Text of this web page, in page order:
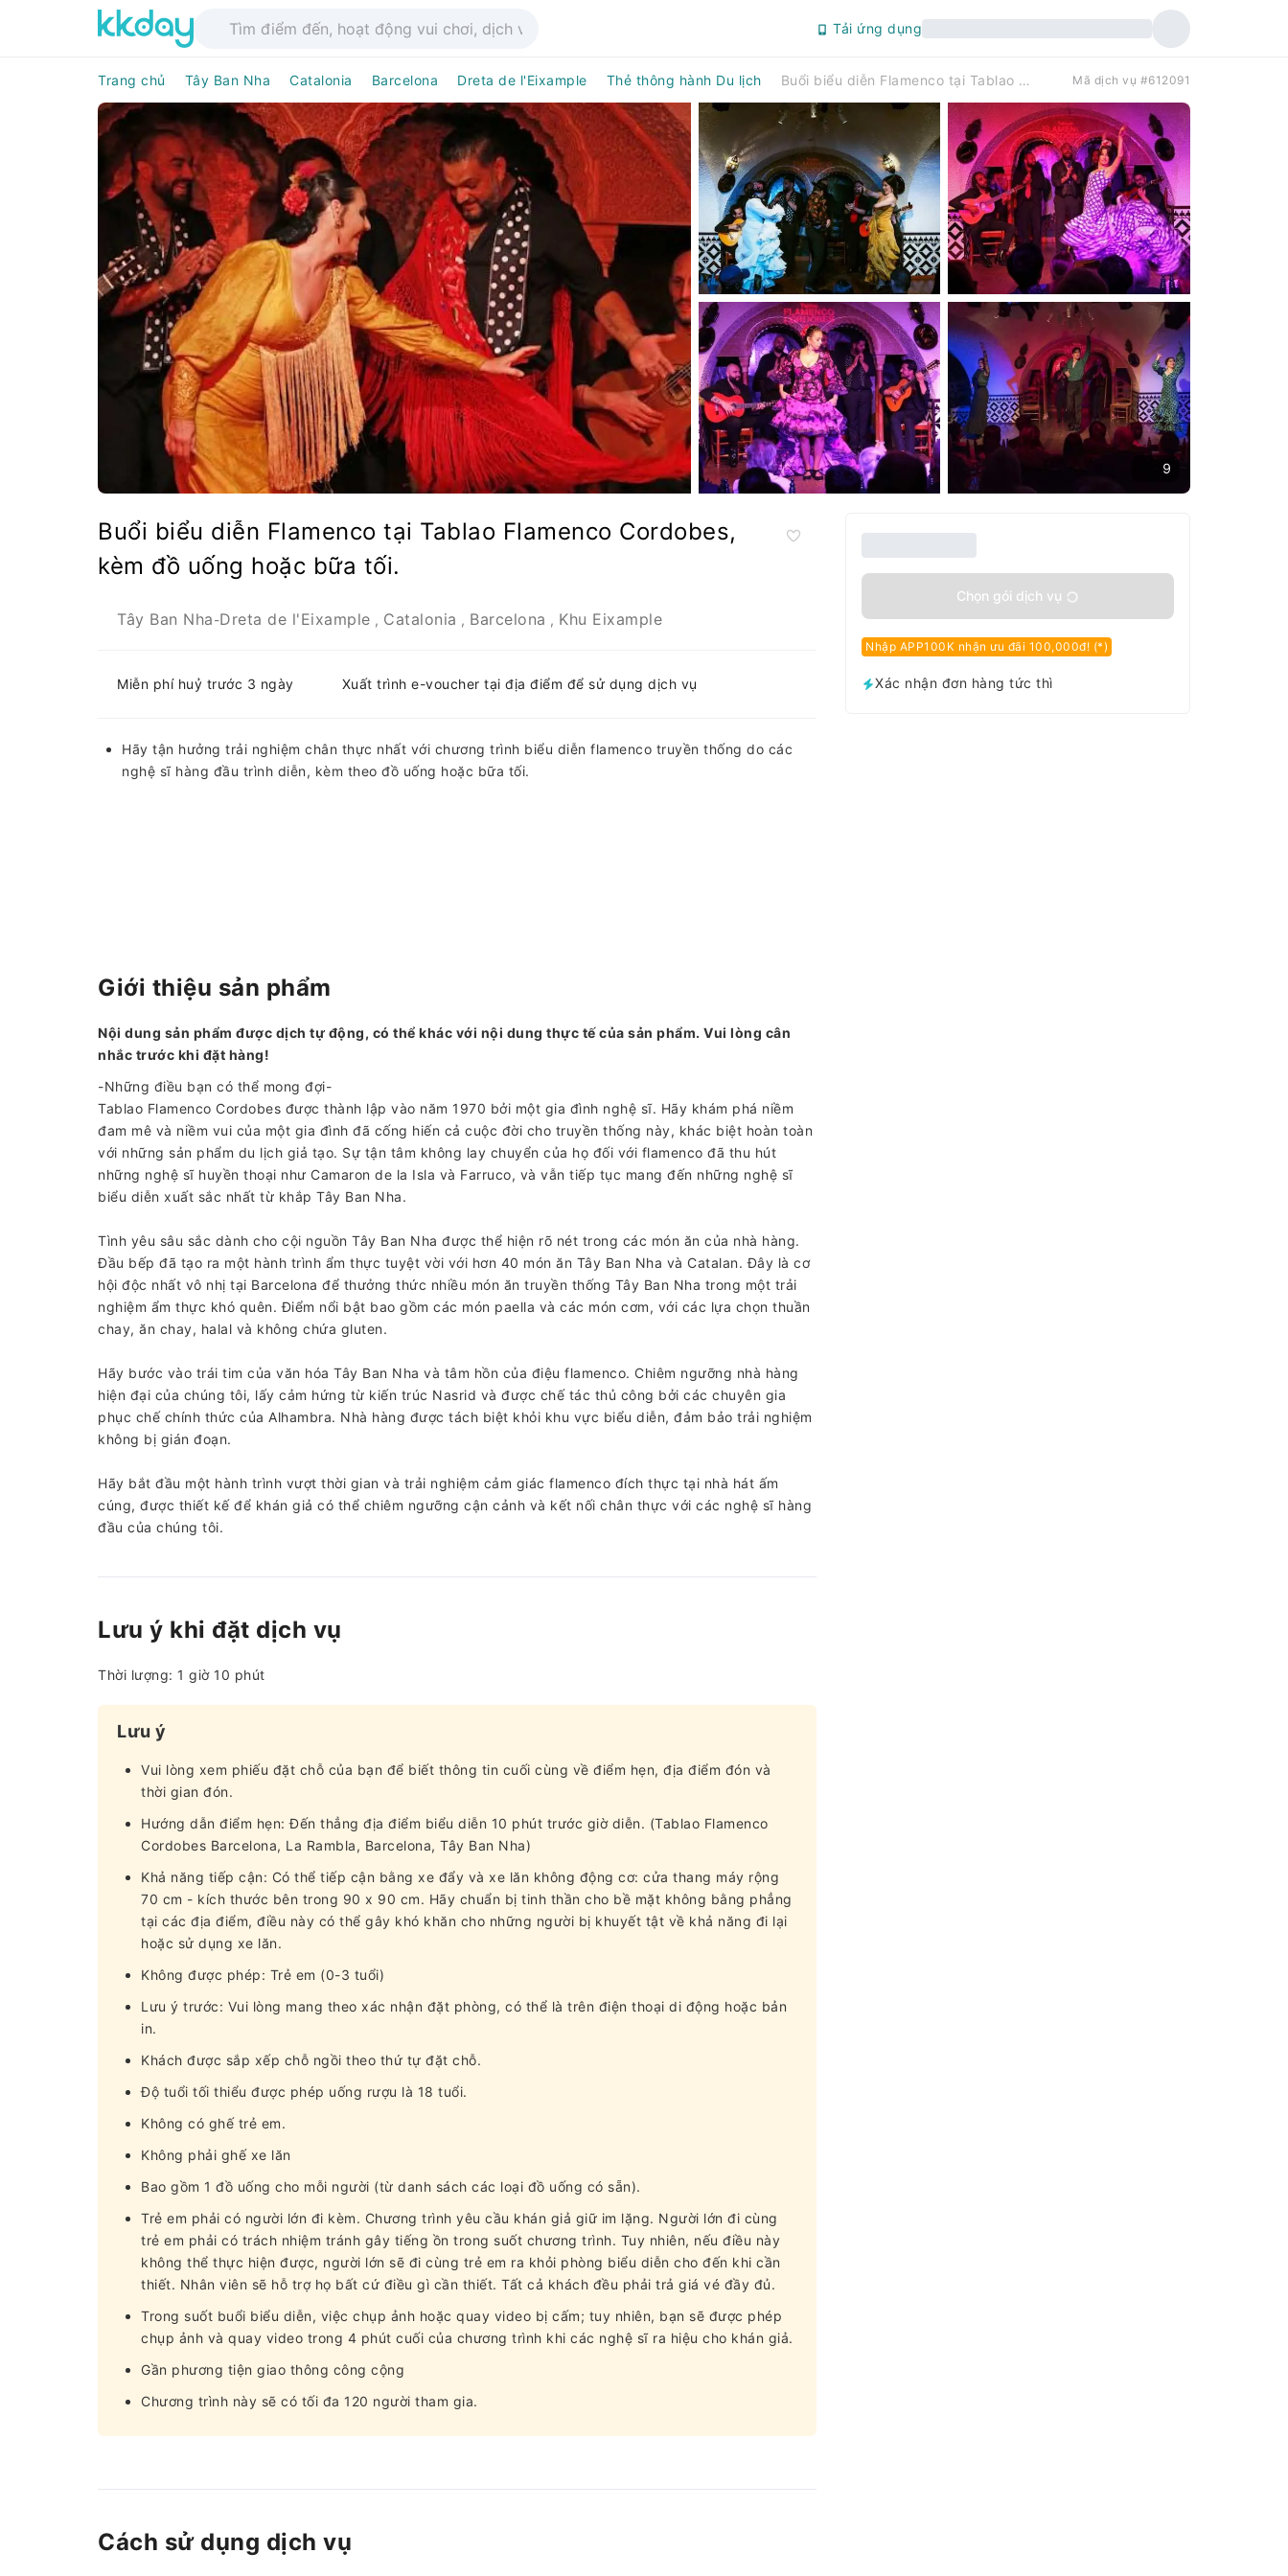
Tải ứng dụng
Trang chủ Tây Ban Nha Catalonia Barcelona Dreta de l'Eixample Thẻ thông hành Du lịch Buổi biểu diễn Flamenco tại Tablao Flamenco Cordobes, kèm đồ uống hoặc bữa tối. Mã dịch vụ #612091
9
Buổi biểu diễn Flamenco tại Tablao Flamenco Cordobes,
kèm đồ uống hoặc bữa tối.
Tây Ban Nha-Dreta de l'Eixample , Catalonia , Barcelona , Khu Eixample
Miễn phí huỷ trước 3 ngày Xuất trình e-voucher tại địa điểm để sử dụng dịch vụ
Hãy tận hưởng trải nghiệm chân thực nhất với chương trình biểu diễn flamenco truyền thống do các
nghệ sĩ hàng đầu trình diễn, kèm theo đồ uống hoặc bữa tối.
Chọn gói dịch vụ
Nhập APP100K nhận ưu đãi 100,000đ! (*)
Xác nhận đơn hàng tức thì
Giới thiệu sản phẩm
Nội dung sản phẩm được dịch tự động, có thể khác với nội dung thực tế của sản phẩm. Vui lòng cân
nhắc trước khi đặt hàng!
-Những điều bạn có thể mong đợi-
Tablao Flamenco Cordobes được thành lập vào năm 1970 bởi một gia đình nghệ sĩ. Hãy khám phá niềm
đam mê và niềm vui của một gia đình đã cống hiến cả cuộc đời cho truyền thống này, khác biệt hoàn toàn
với những sản phẩm du lịch giả tạo. Sự tận tâm không lay chuyển của họ đối với flamenco đã thu hút
những nghệ sĩ huyền thoại như Camaron de la Isla và Farruco, và vẫn tiếp tục mang đến những nghệ sĩ
biểu diễn xuất sắc nhất từ ​​khắp Tây Ban Nha.
Tình yêu sâu sắc dành cho cội nguồn Tây Ban Nha được thể hiện rõ nét trong các món ăn của nhà hàng.
Đầu bếp đã tạo ra một hành trình ẩm thực tuyệt vời với hơn 40 món ăn Tây Ban Nha và Catalan. Đây là cơ
hội độc nhất vô nhị tại Barcelona để thưởng thức nhiều món ăn truyền thống Tây Ban Nha trong một trải
nghiệm ẩm thực khó quên. Điểm nổi bật bao gồm các món paella và các món cơm, với các lựa chọn thuần
chay, ăn chay, halal và không chứa gluten.
Hãy bước vào trái tim của văn hóa Tây Ban Nha và tâm hồn của điệu flamenco. Chiêm ngưỡng nhà hàng
hiện đại của chúng tôi, lấy cảm hứng từ kiến ​​trúc Nasrid và được chế tác thủ công bởi các chuyên gia
phục chế chính thức của Alhambra. Nhà hàng được tách biệt khỏi khu vực biểu diễn, đảm bảo trải nghiệm
không bị gián đoạn.
Hãy bắt đầu một hành trình vượt thời gian và trải nghiệm cảm giác flamenco đích thực tại nhà hát ấm
cúng, được thiết kế để khán giả có thể chiêm ngưỡng cận cảnh và kết nối chân thực với các nghệ sĩ hàng
đầu của chúng tôi.
Lưu ý khi đặt dịch vụ
Thời lượng: 1 giờ 10 phút
Lưu ý
Vui lòng xem phiếu đặt chỗ của bạn để biết thông tin cuối cùng về điểm hẹn, địa điểm đón và
thời gian đón.
Hướng dẫn điểm hẹn: Đến thẳng địa điểm biểu diễn 10 phút trước giờ diễn. (Tablao Flamenco
Cordobes Barcelona, ​​La Rambla, Barcelona, ​​Tây Ban Nha)
Khả năng tiếp cận: Có thể tiếp cận bằng xe đẩy và xe lăn không động cơ: cửa thang máy rộng
70 cm - kích thước bên trong 90 x 90 cm. Hãy chuẩn bị tinh thần cho bề mặt không bằng phẳng
tại các địa điểm, điều này có thể gây khó khăn cho những người bị khuyết tật về khả năng đi lại
hoặc sử dụng xe lăn.
Không được phép: Trẻ em (0-3 tuổi)
Lưu ý trước: Vui lòng mang theo xác nhận đặt phòng, có thể là trên điện thoại di động hoặc bản
in.
Khách được sắp xếp chỗ ngồi theo thứ tự đặt chỗ.
Độ tuổi tối thiểu được phép uống rượu là 18 tuổi.
Không có ghế trẻ em.
Không phải ghế xe lăn
Bao gồm 1 đồ uống cho mỗi người (từ danh sách các loại đồ uống có sẵn).
Trẻ em phải có người lớn đi kèm. Chương trình yêu cầu khán giả giữ im lặng. Người lớn đi cùng
trẻ em phải có trách nhiệm tránh gây tiếng ồn trong suốt chương trình. Tuy nhiên, nếu điều này
không thể thực hiện được, người lớn sẽ đi cùng trẻ em ra khỏi phòng biểu diễn cho đến khi cần
thiết. Nhân viên sẽ hỗ trợ họ bất cứ điều gì cần thiết. Tất cả khách đều phải trả giá vé đầy đủ.
Trong suốt buổi biểu diễn, việc chụp ảnh hoặc quay video bị cấm; tuy nhiên, bạn sẽ được phép
chụp ảnh và quay video trong 4 phút cuối của chương trình khi các nghệ sĩ ra hiệu cho khán giả.
Gần phương tiện giao thông công cộng
Chương trình này sẽ có tối đa 120 người tham gia.
Cách sử dụng dịch vụ